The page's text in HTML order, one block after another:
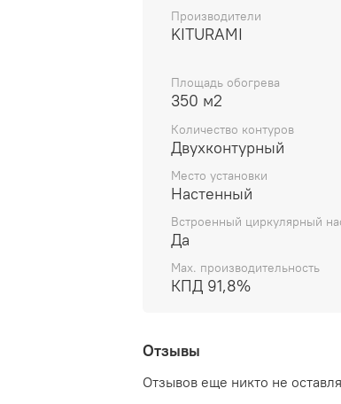
Производители
KITURAMI
Площадь обогрева
350 м2
Количество контуров
Двухконтурный
Место установки
Настенный
Встроенный циркулярный
Да
Max. производительность
КПД 91,8%
Отзывы
Отзывов еще никто не